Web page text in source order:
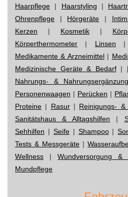
Haarpflege | Haarstyling |
Ohrenpflege | Hörgeräte |
Kerzen | Kosmetik |
Körperthermometer | Linsen
Medikamente & Arzneimittel|
Medizinische Geräte & Bedarf|
Nahrungs- &
Personenwaagen | Perücken |
Proteine | Rasur| Reinigungs- &
Sanitätshaus & Alltagshilfen |
Sehhilfen | Seife| Shampoo|
Tests & Messgeräte |
Wellness |Wundversorgung
Mundpflege